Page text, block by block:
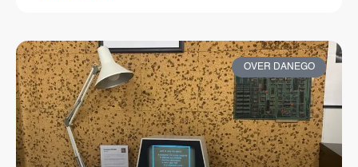
OVER DANEGO